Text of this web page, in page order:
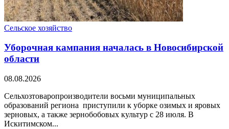
Сельское хозяйство
Уборочная кампания началась в Новосибирской
области
08.08.2026
Сельхозтоваропроизводители восьми муниципальных
образований региона приступили к уборке озимых и яровых
зерновых, а также зернобобовых культур с 28 июля. В
Искитимском...